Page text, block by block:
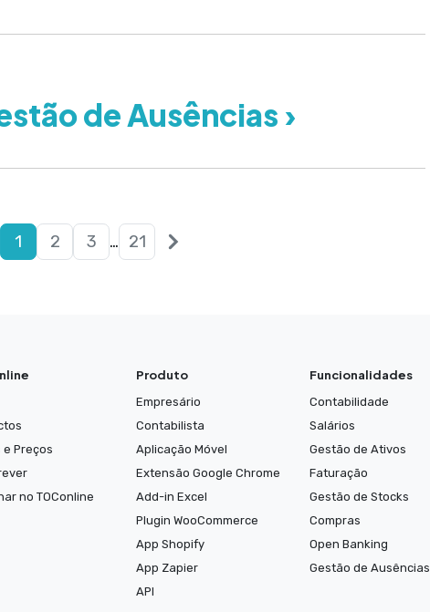
de Ausências ›
1 2 3 … 21 Next
posts
e Preços
no TOConline
Produto
Empresário
Contabilista
Aplicação Móvel
Extensão Google Chrome
Add-in Excel
Plugin WooCommerce
App Shopify
App Zapier
API
Funcionalidades
Contabilidade
Salários
Gestão de Ativos
Faturação
Gestão de Stocks
Compras
Open Banking
Gestão de Ausências